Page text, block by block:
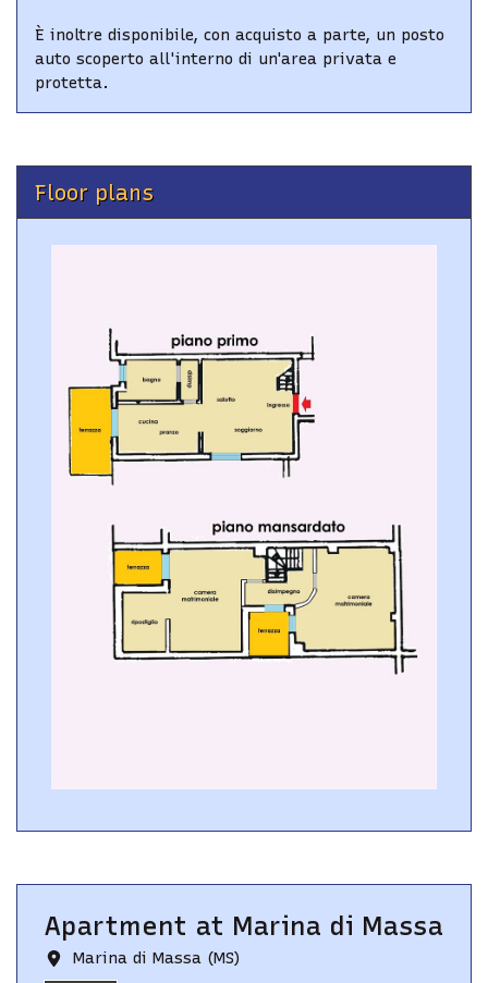
È inoltre disponibile, con acquisto a parte, un posto
auto scoperto all'interno di un'area privata e
protetta.
Floor plans
Apartment at Marina di Massa
Marina di Massa (MS)